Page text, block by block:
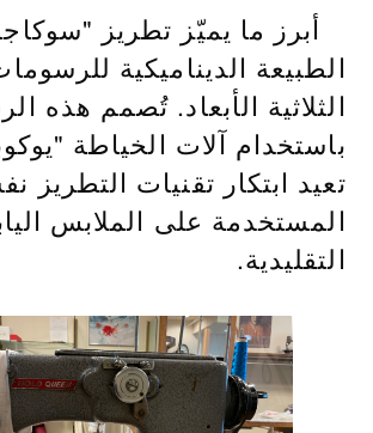
أبرز ما يميّز تطريز
الطبيعة الديناميكية
الثلاثية الأبعاد. تُصمم هذه
باستخدام آلات الخياطة
تعيد ابتكار تقنيات التطريز
المستخدمة على الملابس
التقليدية.